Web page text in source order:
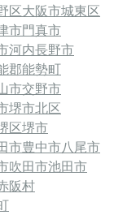
区大阪市城東区
市門真市
河内長野市
郡能勢町
市交野市
堺市北区
区堺市
市豊中市八尾市
吹田市池田市
阪村